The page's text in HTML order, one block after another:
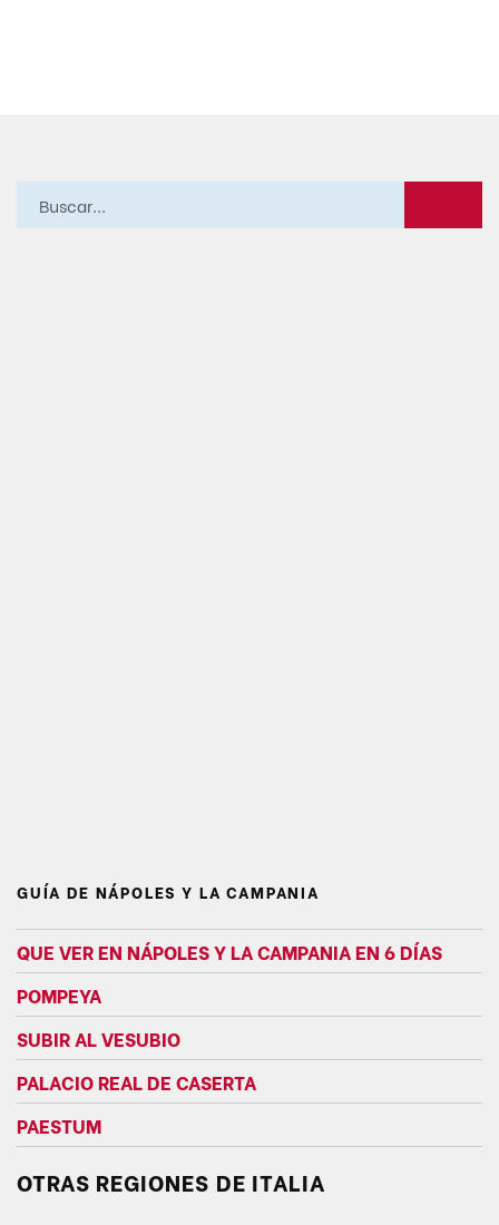
GUÍA DE NÁPOLES Y LA CAMPANIA
QUE VER EN NÁPOLES Y LA CAMPANIA EN 6 DÍAS
POMPEYA
SUBIR AL VESUBIO
PALACIO REAL DE CASERTA
PAESTUM
OTRAS REGIONES DE ITALIA